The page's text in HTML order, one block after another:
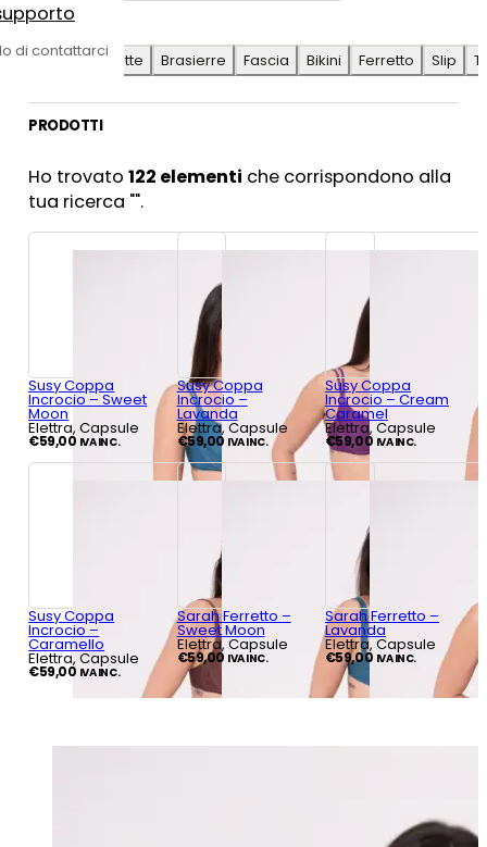
di contattarci
SUGGERITE
Antilope
Coulotte Brasierre Fascia Bikini Ferretto Slip
PRODOTTI
Ho trovato122 elementi che corrispondono alla
tua ricerca "".
Susy Coppa
Incrocio – Sweet
Moon
Elettra, Capsule
€59,00 IVA INC.
Susy Coppa
Incrocio –
Lavanda
Elettra, Capsule
€59,00 IVA INC.
Susy Coppa
Incrocio – Cream
Caramel
Elettra, Capsule
€59,00 IVA INC.
Susy Coppa
Incrocio –
Caramello
Elettra, Capsule
€59,00 IVA INC.
Sarah Ferretto –
Sweet Moon
Elettra, Capsule
€59,00 IVA INC.
Sarah Ferretto –
Lavanda
Elettra, Capsule
€59,00 IVA INC.